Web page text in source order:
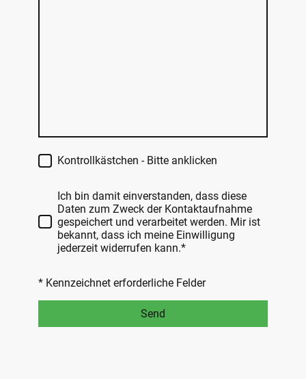
Kontrollkästchen - Bitte anklicken
Ich bin damit einverstanden, dass diese
Daten zum Zweck der Kontaktaufnahme
gespeichert und verarbeitet werden. Mir ist
bekannt, dass ich meine Einwilligung
jederzeit widerrufen kann.*
* Kennzeichnet erforderliche Felder
Send